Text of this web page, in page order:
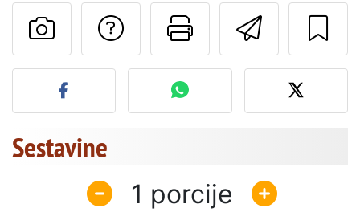
Pošlji
Natisni to
Postavite
Objavite svojo fotografijo
Sestavine
1